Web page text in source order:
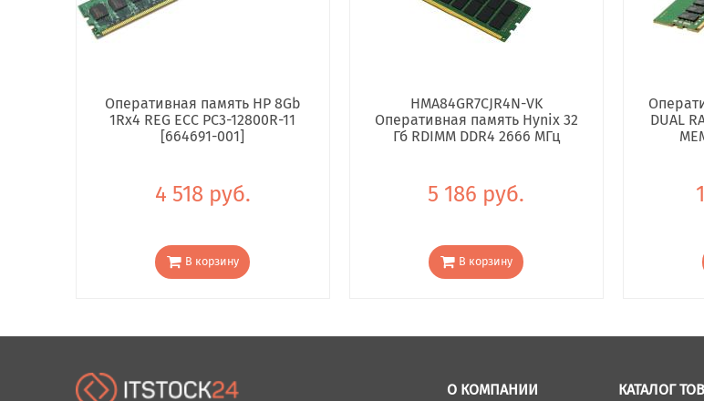
Оперативная память HP 8Gb
1Rx4 REG ECC PC3-12800R-11
[664691-001]
4 518 руб.
В корзину
HMA84GR7CJR4N-VK
Оперативная память Hynix 32
Гб RDIMM DDR4 2666 МГц
5 186 руб.
В корзину
DUAL
О КОМПАНИИ КАТАЛОГ